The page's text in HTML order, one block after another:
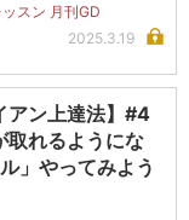
スン 月刊GD
2025.3.19
アン上達法】#4
れるようにな
」やってみよう